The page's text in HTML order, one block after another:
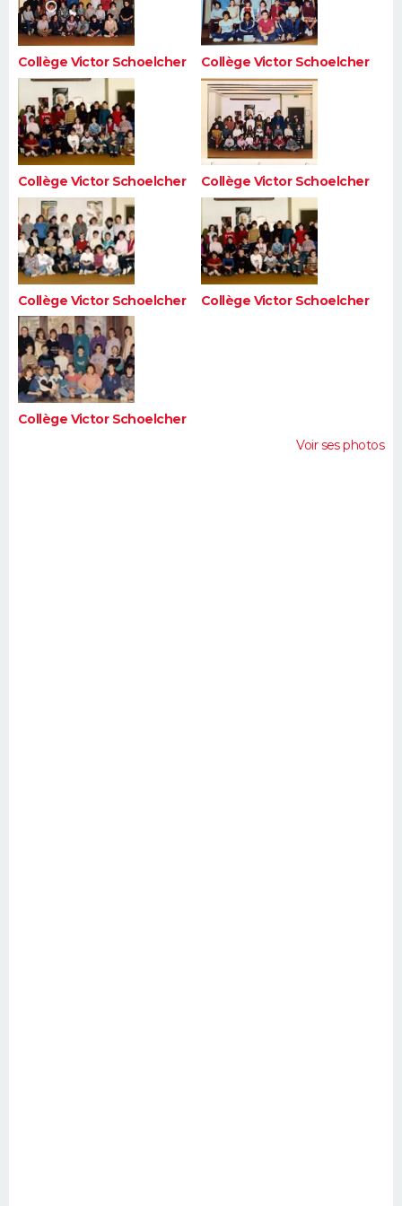
Collège Victor Schoelcher Collège Victor Schoelcher
Collège Victor Schoelcher Collège Victor Schoelcher
Collège Victor Schoelcher Collège Victor Schoelcher
Collège Victor Schoelcher
Voir ses photos